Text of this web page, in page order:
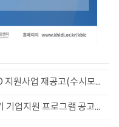
글로벌 First RnD 지원사업 재공고(수시모집)
최소침습의료기기 기업지원 프로그램 공고(상시접수)